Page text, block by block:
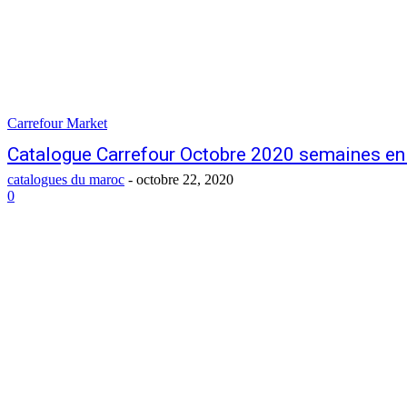
Carrefour Market
Catalogue Carrefour Octobre 2020 semaines
catalogues du maroc - octobre 22, 2020
0